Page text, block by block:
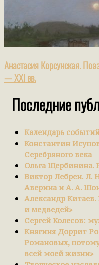
Анастасия Корсунская.
— XXI вв.
Последние
Календарь
Константин
Серебряного века
Ольга Щербинина.
Виктор Лебрен. Л.
Аверина и А. А.
Александр Китаев.
и медведей»
Сергей Колесов:
Княгиня Доррит
Романовых,
всей моей жизни»